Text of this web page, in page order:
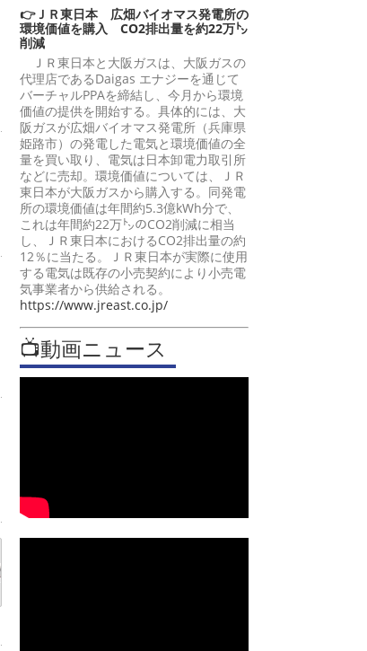
👉ＪＲ東日本 広畑バイオマス発電所の
環境価値を購入 CO2排出量を約22万㌧
削減
ＪＲ東日本と大阪ガスは、大阪ガスの
代理店であるDaigas エナジーを通じて
バーチャルPPAを締結し、今月から環境
価値の提供を開始する。具体的には、大
阪ガスが広畑バイオマス発電所（兵庫県
姫路市）の発電した電気と環境価値の全
量を買い取り、電気は日本卸電力取引所
などに売却。環境価値については、ＪＲ
東日本が大阪ガスから購入する。同発電
所の環境価値は年間約5.3億kWh分で、
これは年間約22万㌧のCO2削減に相当
し、ＪＲ東日本におけるCO2排出量の約
12％に当たる。ＪＲ東日本が実際に使用
する電気は既存の小売契約により小売電
気事業者から供給される。
https://www.jreast.co.jp/
📺動画ニュース